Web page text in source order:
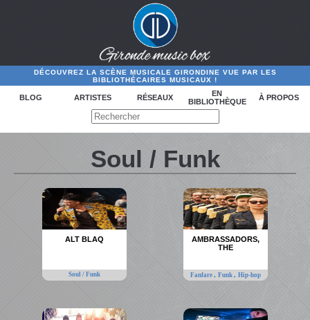
DÉCOUVREZ LA SCÈNE MUSICALE GIRONDINE VUE PAR LES
BIBLIOTHÉCAIRES MUSICAUX !
BLOG ARTISTES RÉSEAUX
EN
BIBLIOTHÈQUE
À PROPOS
Soul / Funk
ALT BLAQ
Soul / Funk
AMBRASSADORS,
THE
Fanfare , Funk , Hip-hop